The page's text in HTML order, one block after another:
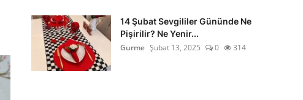
14 Şubat Sevgililer Gününde Ne
Pişirilir? Ne Yenir...
Gurme Şubat 13, 2025 0 314